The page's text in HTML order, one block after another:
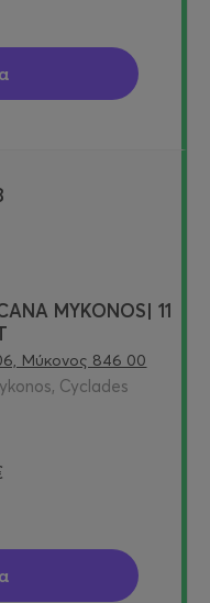
MYKONOS| 11
Μύκονος 846 00
Cyclades